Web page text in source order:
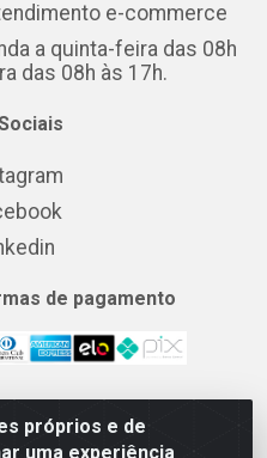
próprios e de
uma experiência
e-commerce
a quinta-feira das 08h
das 08h às 17h.
de pagamento
COSMÉTICOS ALIMENTOS E